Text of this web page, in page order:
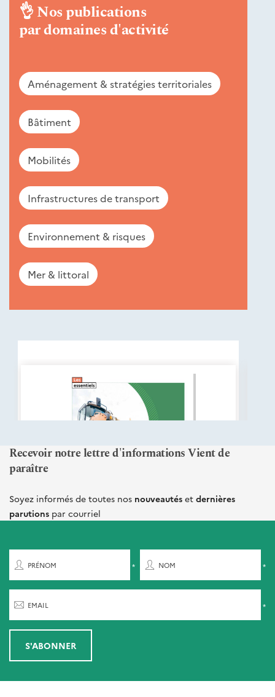
👌Nos publications
par domaines d'activité
Aménagement & stratégies territoriales
Bâtiment
Mobilités
Infrastructures de transport
Environnement & risques
Mer & littoral
Nouveautés
Recevoir notre lettre d'informations Vient de
paraître
Soyez informés de toutes nos nouveautés et dernières
parutions par courriel
PRÉNOM NOM
EMAIL
S'ABONNER